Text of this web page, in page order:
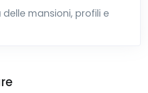
mansioni, profili e